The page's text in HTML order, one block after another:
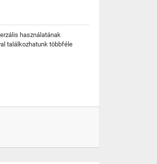
használatának
találkozhatunk többféle